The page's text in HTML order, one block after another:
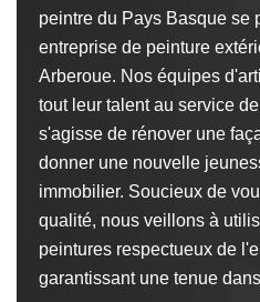
peintre du Pays Basque se
entreprise de peinture
Arberoue. Nos équipes
tout leur talent au service
s'agisse de rénover une
donner une nouvelle
immobilier. Soucieux de
qualité, nous veillons à
peintures respectueux de
garantissant une tenue